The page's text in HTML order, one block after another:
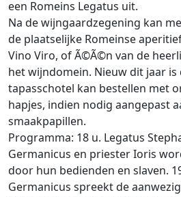
een Romeins Legatus uit.
Na de wijngaardzegening kan
de plaatselijke Romeinse
Vino Viro, of Ã©Ã©n van de
het wijndomein. Nieuw dit jaar is
tapasschotel kan bestellen met
hapjes, indien nodig aangepast
smaakpapillen.
Programma: 18 u. Legatus
Germanicus en priester Ioris
door hun bedienden en slaven.
Germanicus spreekt de